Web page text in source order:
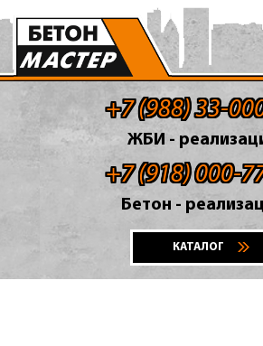
+7 (988) 33-
ЖБИ -
+7 (918) 000-
Бетон -
КАТАЛОГ